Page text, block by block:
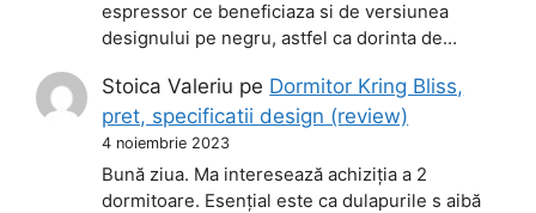
espressor ce beneficiaza si de versiunea
designului pe negru, astfel ca dorinta de…
Stoica Valeriu pe Dormitor Kring Bliss,
pret, specificatii design (review)
4 noiembrie 2023
Bună ziua. Ma interesează achiziția a 2
dormitoare. Esențial este ca dulapurile s aibă